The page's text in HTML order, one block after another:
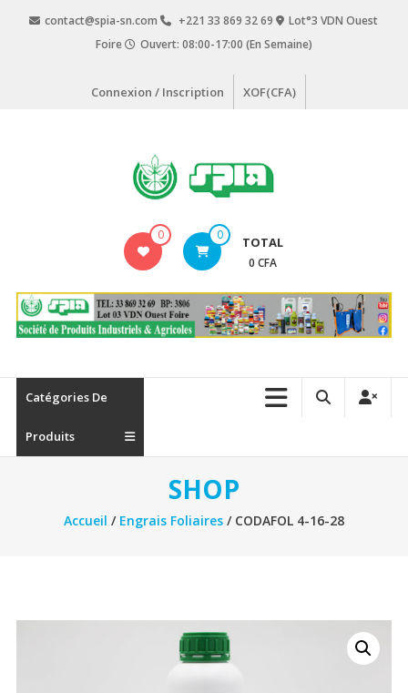
contact@spia-sn.com +221 33 869 32 69
Lot°3 VDN Ouest
Foire
Ouvert: 08:00-17:00 (En Semaine)
Connexion / Inscription XOF(CFA)
Produits
Industriels
0 0 TOTAL
0 CFA
Catégories De
Produits
SHOP
Accueil / Engrais Foliaires/ CODAFOL 4-16-28